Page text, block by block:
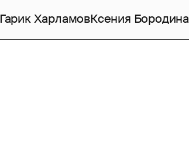
Гарик ХарламовКсения Бородина